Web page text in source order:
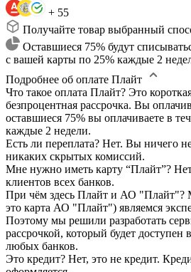
+ 55
Получайте товар выбранный
Оставшиеся 75% будут
с вашей карты по 25% каждые 2
Подробнее об оплате Плайт
Что такое оплата Плайт? Это
безпроцентная рассрочка. Вы
оставшиеся 75% вы оплачиваете в
каждые 2 недели.
Есть ли переплата? Нет. Вы ничего
никаких скрытых комиссий.
Мне нужно иметь карту “Плайт”?
клиентов всех банков.
При чём здесь Плайт и АО "Плайт"?
это карта АО "Плайт") являемся
Поэтому мы решили разработать
рассрочкой, который будет доступен
любых банков.
Это кредит? Нет, это не кредит.